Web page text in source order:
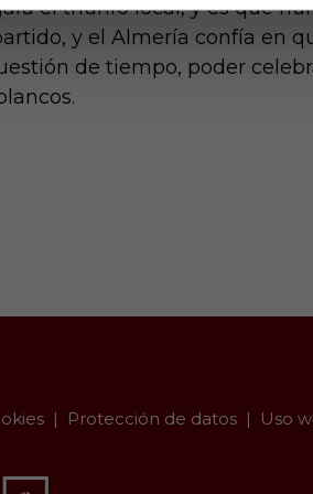
el triunfo local, y es que
y el Almería confía en
de tiempo, poder
Protección de datos Uso